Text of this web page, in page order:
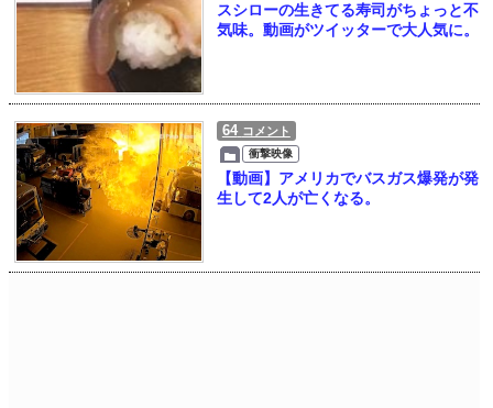
スシローの生きてる寿司がちょっと不
気味。動画がツイッターで大人気に。
64 コメント
衝撃映像
【動画】アメリカでバスガス爆発が発
生して2人が亡くなる。